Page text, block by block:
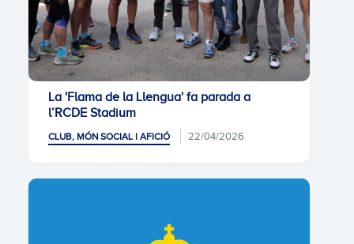
La 'Flama de la Llengua' fa parada a
l’RCDE Stadium
CLUB, MÓN SOCIAL I AFICIÓ 22/04/2026